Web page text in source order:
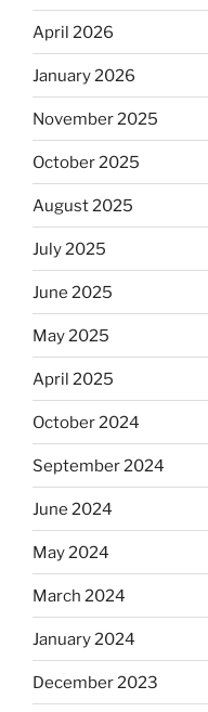
April 2026
January 2026
November 2025
October 2025
August 2025
July 2025
June 2025
May 2025
April 2025
October 2024
September 2024
June 2024
May 2024
March 2024
January 2024
December 2023